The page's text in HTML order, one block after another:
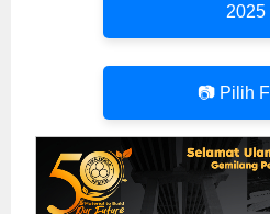
2025
📷 Pilih